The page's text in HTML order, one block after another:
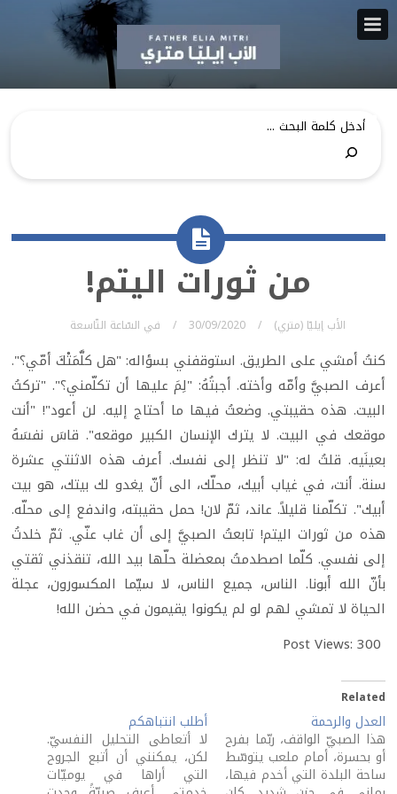
من ثورات اليتم!
الأب إيليّا (متري) 30/09/2020 في السّاعة التّاسعة
كنتُ أمشي على الطريق. استوقفني بسؤاله: "هل كلَّمَتْكَ أمّي؟".
أعرف الصبيَّ وأمّه وأخته. أجبتُهُ: "لِمَ عليها أن تكلّمني؟". "تركتُ
البيت. هذه حقيبتي. وضعتُ فيها ما أحتاج إليه. لن أعود"! "أنت
موقعك في البيت. لا يترك الإنسان الكبير موقعه". قاسَ نفسَهُ
بعينَيه. قلتُ له: "لا تنظر إلى نفسك. أعرف هذه الاثنتي عشرة
سنة. أنت، في غياب أبيك، محلّك، الى أنّ يغدو لك بيتك، هو بيت
أبيك". تكلّمنا قليلاً. عاند، ثمّ لان! حمل حقيبته، واندفع إلى محلّه.
هذه من ثورات اليتم! تابعتُ الصبيَّ إلى أن غاب عنّي. ثمّ خلدتُ
إلى نفسي. كلّما اصطدمتُ بمعضلة حلّها بيد الله، تنقذني ثقتي
بأنّ الله أبونا. الناس، جميع الناس، لا سيّما المكسورون، عجلة
الحياة لا تمشي لهم لو لم يكونوا يقيمون في حضن الله!
Post Views: 300
Related
العدل والرحمة
هذا الصبيّ الواقف، ربّما بفرح
أو بحسرة، أمام ملعب يتوسّط
ساحة البلدة التي أخدم فيها،
أطلب انتباهكم
لا أتعاطى التحليل النفسيّ.
لكن، يمكنني أن أتبع الجروح
التي أراها في يوميّات